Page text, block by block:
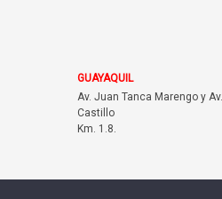
GUAYAQUIL
Av. Juan Tanca Marengo y
Castillo
Km. 1.8.